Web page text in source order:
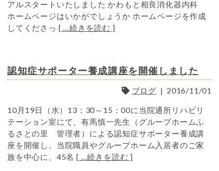
アルスタートいたしました かわもと相良消化器内科
ホームページはいかがでしょうか ホームページを作成
してくださっ [ …続きを読む ]
認知症サポーター養成講座を開催しました
ブログ | 2016/11/01
10月19日（水）13：30～15：00に当院通所リハビリ
テーション室にて、有馬慎一先生（グループホームふ
るさとの里 管理者）による認知症サポーター養成講
座を開催し、当院職員やグループホーム入居者のご家
族を中心に、45名 [ …続きを読む ]